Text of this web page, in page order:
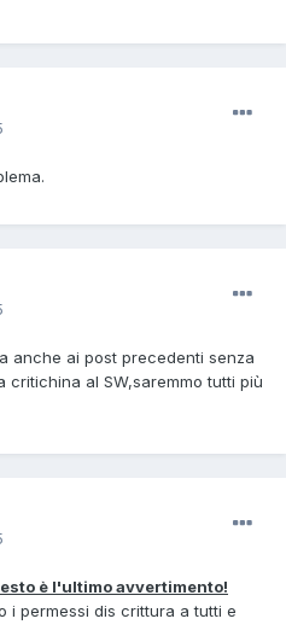
anche ai post precedenti senza
al SW,saremmo tutti più
è l'ultimo avvertimento!
i permessi dis crittura a tutti e